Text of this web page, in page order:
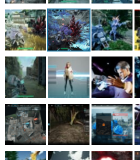
その他
電ファミニコゲーマーとは？
運営：株式会社マレ